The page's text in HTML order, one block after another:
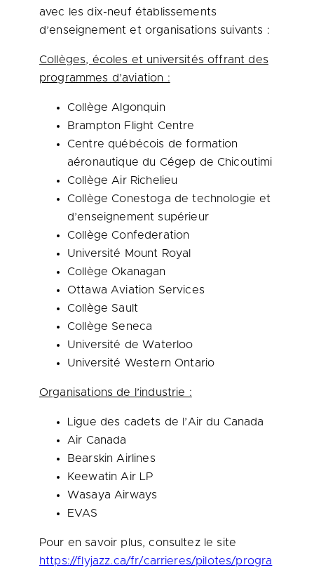
avec les dix-neuf établissements
d’enseignement et organisations suivants :
Collèges, écoles et universités offrant des
programmes d’aviation :
Collège Algonquin
Brampton Flight Centre
Centre québécois de formation
aéronautique du Cégep deChicoutimi
Collège Air Richelieu
Collège Conestoga de technologie et
d’enseignement supérieur
Collège Confederation
Université Mount Royal
Collège Okanagan
Ottawa Aviation Services
Collège Sault
Collège Seneca
Université de Waterloo
Université Western Ontario
Organisations de l’industrie :
Ligue des cadets de l’Air du Canada
Air Canada
Bearskin Airlines
Keewatin Air LP
Wasaya Airways
EVAS
Pour en savoir plus, consultez le site
https://flyjazz.ca/fr/carrieres/pilotes/progra